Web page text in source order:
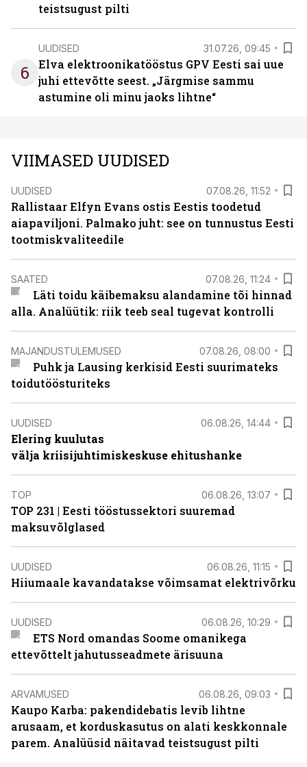
teistsugust pilti
6
UUDISED 31.07.26, 09:45
Elva elektroonikatööstus GPV Eesti sai uue
juhi ettevõtte seest. „Järgmise sammu
astumine oli minu jaoks lihtne“
VIIMASED UUDISED
UUDISED 07.08.26, 11:52
Rallistaar Elfyn Evans ostis Eestis toodetud
aiapaviljoni. Palmako juht: see on tunnustus Eesti
tootmiskvaliteedile
SAATED 07.08.26, 11:24
Läti toidu käibemaksu alandamine tõi hinnad
alla. Analüütik: riik teeb seal tugevat kontrolli
MAJANDUSTULEMUSED 07.08.26, 08:00
Puhk ja Lausing kerkisid Eesti suurimateks
toidutöösturiteks
UUDISED 06.08.26, 14:44
Elering kuulutas
välja kriisijuhtimiskeskuse ehitushanke
TOP 06.08.26, 13:07
TOP 231 | Eesti tööstussektori suuremad
maksuvõlglased
UUDISED 06.08.26, 11:15
Hiiumaale kavandatakse võimsamat elektrivõrku
UUDISED 06.08.26, 10:29
ETS Nord omandas Soome omanikega
ettevõttelt jahutusseadmete ärisuuna
ARVAMUSED 06.08.26, 09:03
Kaupo Karba: pakendidebatis levib lihtne
arusaam, et korduskasutus on alati keskkonnale
parem. Analüüsid näitavad teistsugust pilti